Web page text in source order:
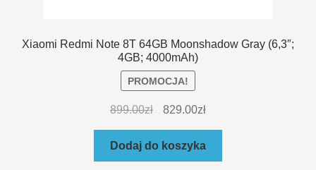
Xiaomi Redmi Note 8T 64GB Moonshadow Gray (6,3″;
4GB; 4000mAh)
PROMOCJA!
899.00zł 829.00zł
Dodaj do koszyka